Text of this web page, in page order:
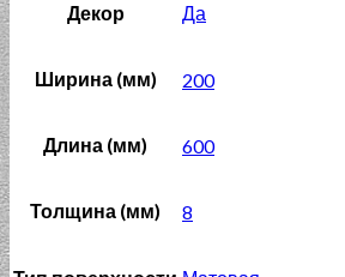
Декор Да
Ширина (мм) 200
Длина (мм) 600
Толщина (мм) 8